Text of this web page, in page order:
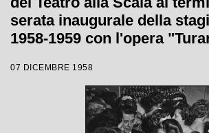
serata inaugurale della
1958-1959 con l'opera
Votto con la regia di
07 DICEMBRE 1958